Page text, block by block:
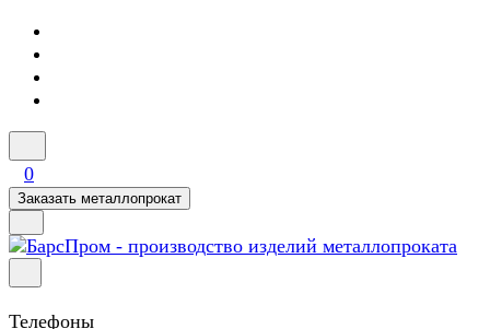
0
Заказать металлопрокат
Телефоны